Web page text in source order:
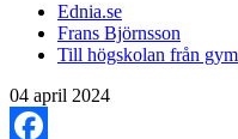
Ednia.se
Frans Björnsson
Till högskolan från
04 april 2024